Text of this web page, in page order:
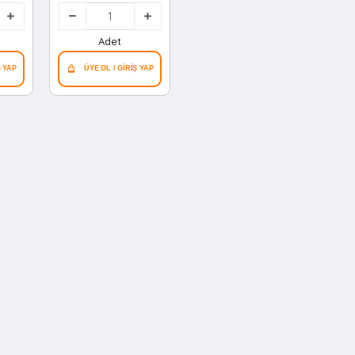
Dövecek*50
Adet